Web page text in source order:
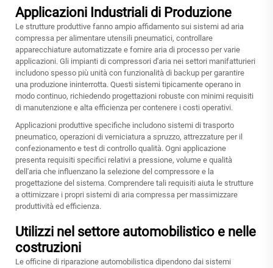
Applicazioni Industriali di Produzione
Le strutture produttive fanno ampio affidamento sui sistemi ad aria
compressa per alimentare utensili pneumatici, controllare
apparecchiature automatizzate e fornire aria di processo per varie
applicazioni. Gli impianti di compressori d'aria nei settori manifatturieri
includono spesso più unità con funzionalità di backup per garantire
una produzione ininterrotta. Questi sistemi tipicamente operano in
modo continuo, richiedendo progettazioni robuste con minimi requisiti
di manutenzione e alta efficienza per contenere i costi operativi.
Applicazioni produttive specifiche includono sistemi di trasporto
pneumatico, operazioni di verniciatura a spruzzo, attrezzature per il
confezionamento e test di controllo qualità. Ogni applicazione
presenta requisiti specifici relativi a pressione, volume e qualità
dell'aria che influenzano la selezione del compressore e la
progettazione del sistema. Comprendere tali requisiti aiuta le strutture
a ottimizzare i propri sistemi di aria compressa per massimizzare
produttività ed efficienza.
Utilizzi nel settore automobilistico e nelle
costruzioni
Le officine di riparazione automobilistica dipendono dai sistemi